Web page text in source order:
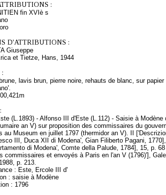
:
fin XVIè s
D'ATTRIBUTIONS :
Giuseppe
et Tietze, Hans, 1944
lavis brun, pierre noire, rehauts de blanc, sur
(L.1893) - Alfonso III d'Este (L.112) - Saisie à
an V) sur proposition des commissaires du
au Museum en juillet 1797 (thermidor an V). II
III, Duca XII di Modena', Gian Filiberto Pagani,
di Modena', Comte della Palude, 1784], 15, p.
commissaires et envoyés à Paris en l'an V (1796)'],
p. 213.
: Este, Ercole III d'
: saisie à Modène
: 1796